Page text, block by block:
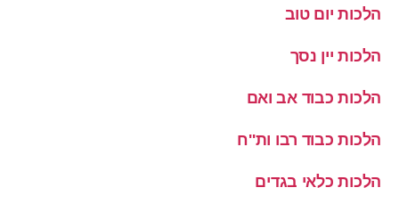
הלכות יום טוב
הלכות יין נסך
הלכות כבוד אב ואם
הלכות כבוד רבו ות''ח
הלכות כלאי בגדים